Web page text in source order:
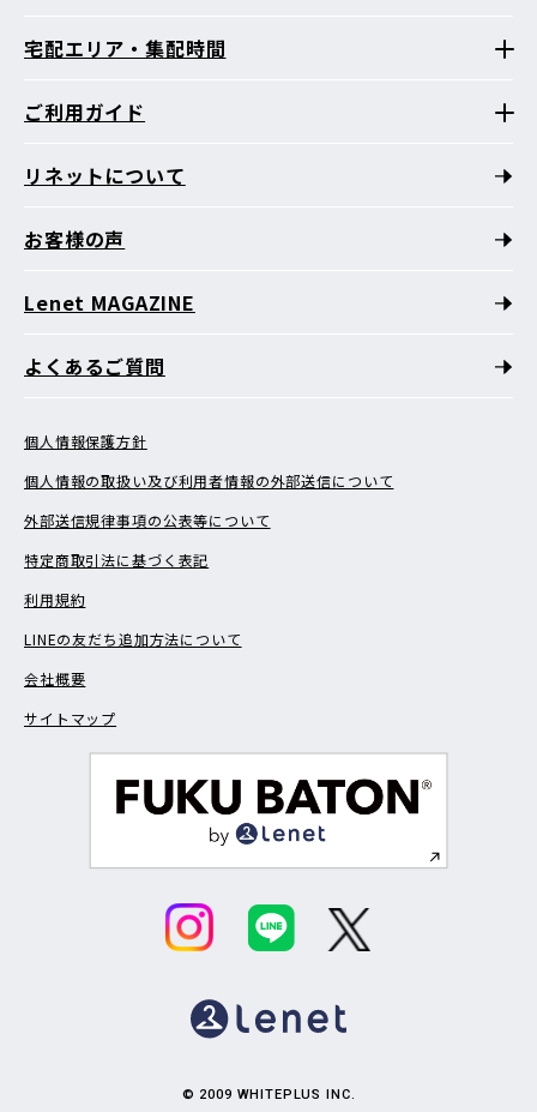
宅配エリア・集配時間
ご利用ガイド
リネットについて
お客様の声
Lenet MAGAZINE
よくあるご質問
個人情報保護方針
個人情報の取扱い及び利用者情報の外部送信について
外部送信規律事項の公表等について
特定商取引法に基づく表記
利用規約
LINEの友だち追加方法について
会社概要
サイトマップ
© 2009 WHITEPLUS INC.